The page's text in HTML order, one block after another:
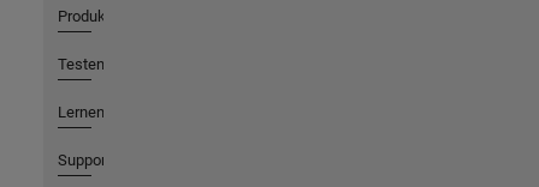
Produkte
Testen oder Kaufen
Lernen
Support